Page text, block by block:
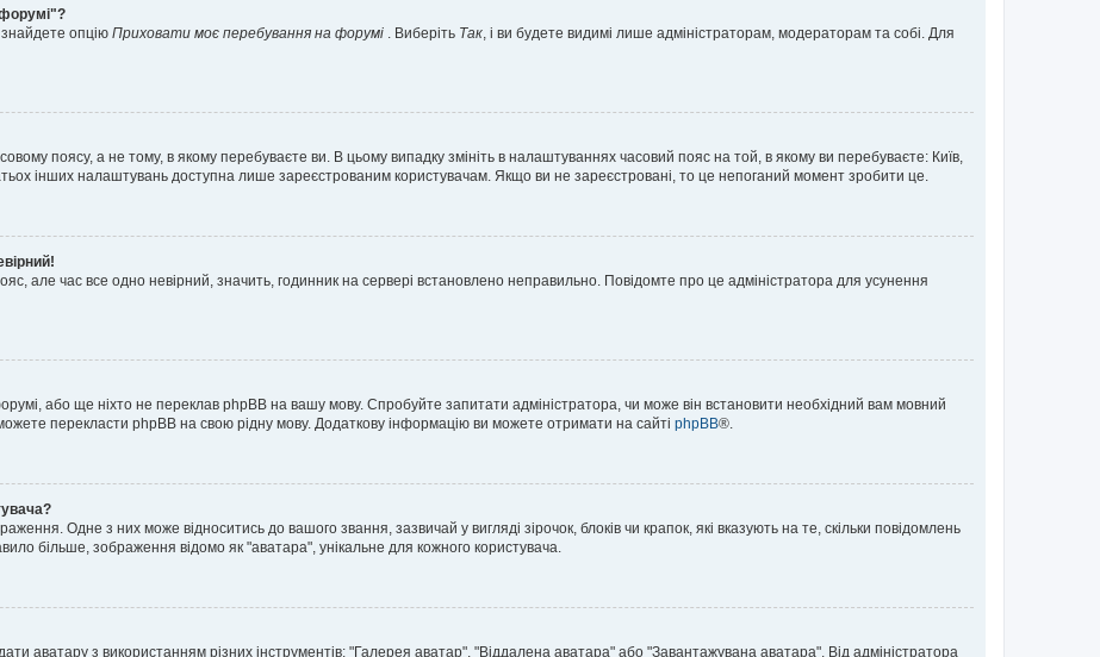
опцію Приховати моє перебування на форумі . Виберіть Так , і ви будете видимі лише адміністраторам, модераторам та собі. Для
поясу, а не тому, в якому перебуваєте ви. В цьому випадку змініть в налаштуваннях часовий пояс на той, в якому ви перебуваєте: Київ,
інших налаштувань доступна лише зареєстрованим користувачам. Якщо ви не зареєстровані, то це непоганий момент зробити це.
але час все одно невірний, значить, годинник на сервері встановлено неправильно. Повідомте про це адміністратора для усунення
або ще ніхто не переклав phpBB на вашу мову. Спробуйте запитати адміністратора, чи може він встановити необхідний вам мовний
перекласти phpBB на свою рідну мову. Додаткову інформацію ви можете отримати на сайті phpBB®.
Одне з них може відноситись до вашого звання, зазвичай у вигляді зірочок, блоків чи крапок, які вказують на те, скільки повідомлень
більше, зображення відомо як "аватара", унікальне для кожного користувача.
аватару з використанням різних інструментів: "Галерея аватар", "Віддалена аватара" або "Завантажувана аватара". Від адміністратора